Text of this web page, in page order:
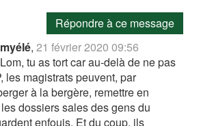
Répondre à ce message
,21 février 2020 09:56
tu as tort car au-delà de ne pas
les magistrats peuvent, par
à la bergère, remettre en
dossiers sales des gens du
enfouis. Et du coup, ils